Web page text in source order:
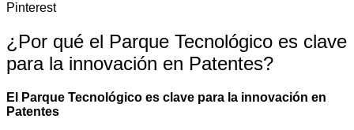
Pinterest
¿Por qué el Parque Tecnológico es clave
para la innovación en Patentes?
El Parque Tecnológico es clave para la innovación en
Patentes